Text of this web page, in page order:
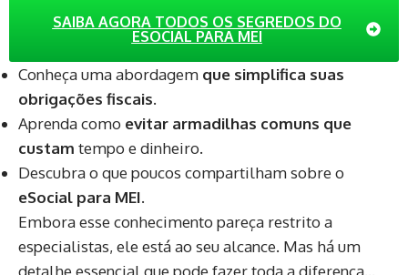
SAIBA AGORA TODOS OS SEGREDOS DO
ESOCIAL PARA MEI
Conheça uma abordagem que simplifica suas
obrigações fiscais.
Aprenda como evitar armadilhas comuns que
custam tempo e dinheiro.
Descubra o que poucos compartilham sobre o
eSocial para MEI.
Embora esse conhecimento pareça restrito a
especialistas, ele está ao seu alcance. Mas há um
detalhe essencial que pode fazer toda a diferença…